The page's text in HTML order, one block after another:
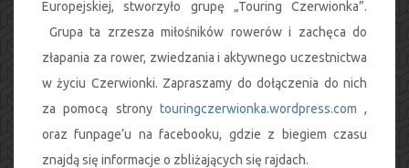
Europejskiej, stworzyło grupę „Touring Czerwionka”.
Grupa ta zrzesza miłośników rowerów i zachęca do
złapania za rower, zwiedzania i aktywnego uczestnictwa
w życiu Czerwionki. Zapraszamy do dołączenia do nich
za pomocą strony touringczerwionka.wordpress.com ,
oraz funpage’u na facebooku, gdzie z biegiem czasu
znajdą się informacje o zbliżających się rajdach.